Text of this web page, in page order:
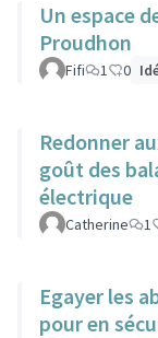
Un espace
Proudhon
Fifi 1 0
Redonner
goût des
électrique
Catherine 1
Egayer les
pour en